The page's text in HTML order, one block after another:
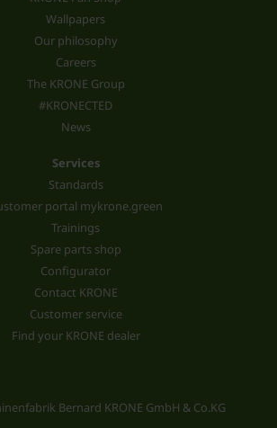
Wallpapers
Our philosophy
Careers
The KRONE Group
#KRONECTED
News
Services
Standards
portal mykrone.green
Trainings
Spare parts shop
Configurator
Contact KRONE
Customer service
Find your KRONE dealer
Bernard KRONE GmbH & Co.KG